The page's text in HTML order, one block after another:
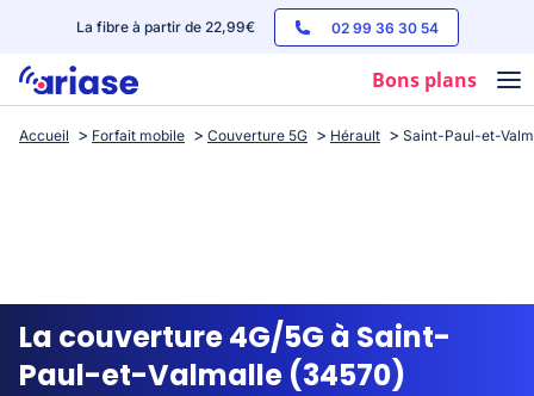
La fibre à partir de 22,99€ 02 99 36 30 54
Bons plans
Box internet
Streaming
Accueil Forfait mobile Couverture 5G Hérault Saint-Paul-et-
La couverture 4G/5G à Saint-
Paul-et-Valmalle (34570)